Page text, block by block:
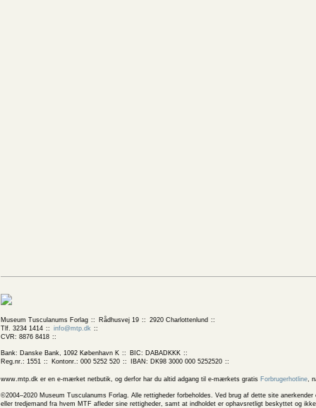
Museum Tusculanums Forlag Rådhusvej 19
2920 Charlottenlund
Tlf. 3234 1414
info@mtp.dk
CVR: 8876 8418
Bank: Danske Bank, 1092 København K
BIC: DABADKKK
Reg.nr.: 1551
Kontonr.: 000 5252 520 IBAN: DK98 3000 000 5252520
www.mtp.dk er en e-mærket netbutik, og derfor har du altid adgang til e-mærkets gratis Forbrugerhotline,
©2004–2020 Museum Tusculanums Forlag. Alle rettigheder forbeholdes. Ved brug af dette site
eller tredjemand fra hvem MTF afleder sine rettigheder, samt at indholdet er ophavsretligt beskyttet og